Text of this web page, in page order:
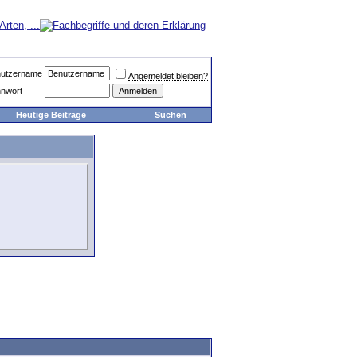
Angemeldet bleiben?
Heutige Beiträge Suchen